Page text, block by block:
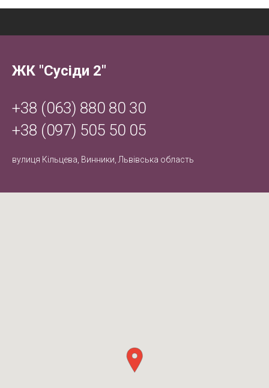
ЖК "Сусіди 2"
+38 (063) 880 80 30
+38 (097) 505 50 05
вулиця Кільцева, Винники, Львівська область